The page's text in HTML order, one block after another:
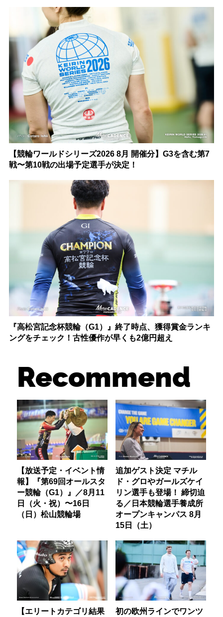
【競輪ワールドシリーズ2026 8月 開催分】G3を含む第7
戦〜第10戦の出場予定選手が決定！
『高松宮記念杯競輪（G1）』終了時点、獲得賞金ランキ
ングをチェック！古性優作が早くも2億円超え
Recommend
【放送予定・イベント情
報】『第69回オールスタ
ー競輪（G1）』／8月11
日（火・祝）〜16日
（日）松山競輪場
追加ゲスト決定 マチル
ド・グロやガールズケイ
リン選手も登場！ 締切迫
る／日本競輪選手養成所
オープンキャンパス 8月
15日（土）
【エリートカテゴリ結果 初の欧州ラインでワンツ